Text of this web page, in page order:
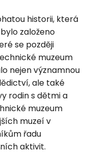
historii, která
založeno
se později
muzeum
nejen významnou
ale také
rodin s dětmi a
muzeum
muzeí v
řadu
aktivit.